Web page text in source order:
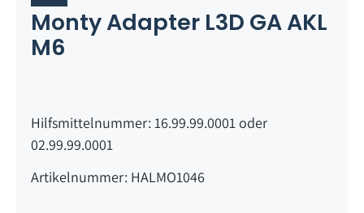
Monty Adapter L3D GA AKL
M6
Hilfsmittelnummer: 16.99.99.0001 oder
02.99.99.0001
Artikelnummer: HALMO1046